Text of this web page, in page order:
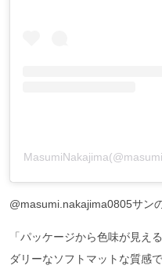
@masumi.nakajima0805サン
「パッケージから色味が見
ダリーなソフトマットな質感